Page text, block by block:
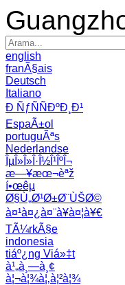
english
franÃ§ais
Deutsch
Italiano
Ð ÑƒÑÑÐºÐ¸Ð¹
EspaÃ±ol
portuguÃªs
Nederlandse
ÎµÎ»Î»Î·Î½Î¹ÎºÎ¬
æ—¥æœ¬èªž
í•œêµ­
Ø§Ù„Ø¹Ø±Ø¨ÙŠØ©
à¤¹à¤¿à¤¨à¥à¤¦à¥€
TÃ¼rkÃ§e
indonesia
tiáº¿ng Viá»‡t
à¹„à¸—à¸¢
à¦¬à¦¾à¦‚à¦²à¦¾